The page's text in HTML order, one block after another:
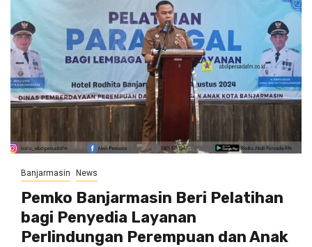
Banjarmasin News
Pemko Banjarmasin Beri Pelatihan
bagi Penyedia Layanan
Perlindungan Perempuan dan Anak